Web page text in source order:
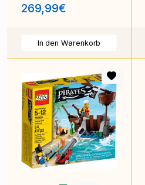
269,99€
In den Warenkorb